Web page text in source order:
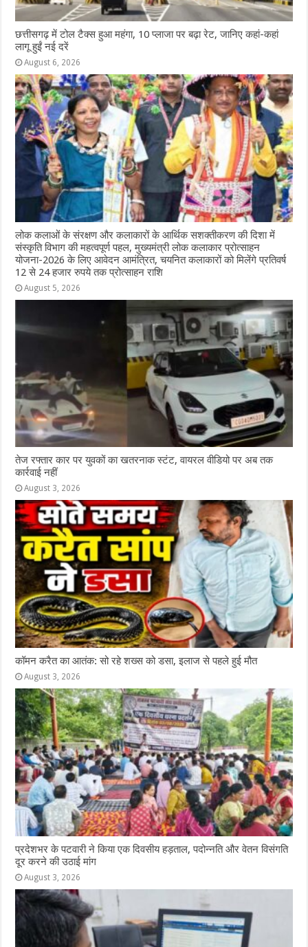
छत्तीसगढ़ में टोल टैक्स हुआ महंगा, 10 प्लाजा पर बढ़ा रेट, जानिए कहां-कहां
लागू हुईं नई दरें
August 6, 2026
लोक कलाओं के संरक्षण और कलाकारों के आर्थिक सशक्तीकरण की दिशा में
संस्कृति विभाग की महत्वपूर्ण पहल, मुख्यमंत्री लोक कलाकार प्रोत्साहन
योजना-2026 के लिए आवेदन आमंत्रित, चयनित कलाकारों को मिलेंगे प्रतिवर्ष
12 से 24 हजार रुपये तक प्रोत्साहन राशि
August 5, 2026
तेज रफ्तार कार पर युवकों का खतरनाक स्टंट, वायरल वीडियो पर अब तक
कार्रवाई नहीं
August 3, 2026
कॉमन करैत का आतंक: सो रहे शख्स को डसा, इलाज से पहले हुई मौत
August 3, 2026
प्रदेशभर के पटवारी ने किया एक दिवसीय हड़ताल, पदोन्नति और वेतन विसंगति
दूर करने की उठाई मांग
August 3, 2026